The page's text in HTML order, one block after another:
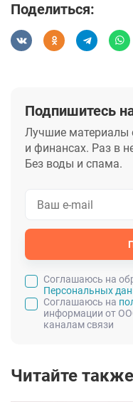
Поделиться:
Подпишитесь
Лучшие материалы
и финансах. Раз в
Без воды и спама.
Cоглашаюсь на
Персональных
Соглашаюсь на
информации от
каналам связи
Читайте